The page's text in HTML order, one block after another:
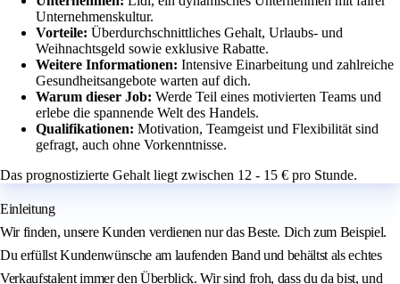
Unternehmenskultur.
Vorteile: Überdurchschnittliches Gehalt, Urlaubs- und
Weihnachtsgeld sowie exklusive Rabatte.
Weitere Informationen: Intensive Einarbeitung und zahlreiche
Gesundheitsangebote warten auf dich.
Warum dieser Job: Werde Teil eines motivierten Teams und
erlebe die spannende Welt des Handels.
Qualifikationen: Motivation, Teamgeist und Flexibilität sind
gefragt, auch ohne Vorkenntnisse.
Das prognostizierte Gehalt liegt zwischen 12 - 15 € pro Stunde.
Einleitung
Wir finden, unsere Kunden verdienen nur das Beste. Dich zum Beispiel.
Du erfüllst Kundenwünsche am laufenden Band und behältst als echtes
Verkaufstalent immer den Überblick. Wir sind froh, dass du da bist, und